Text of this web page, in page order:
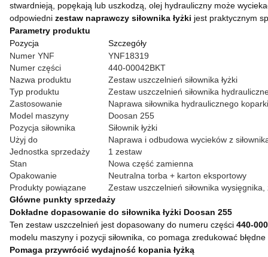
stwardnieją, popękają lub uszkodzą, olej hydrauliczny może
odpowiedni zestaw naprawczy siłownika łyżki jest praktycznym
Parametry produktu
Pozycja
Szczegóły
Numer YNF
YNF18319
Numer części
440-00042BKT
Nazwa produktu
Zestaw uszczelnień siłownika łyżki
Typ produktu
Zestaw uszczelnień siłownika
Zastosowanie
Naprawa siłownika hydraulicznego koparki
Model maszyny
Doosan 255
Pozycja siłownika
Siłownik łyżki
Użyj do
Naprawa i odbudowa wycieków z
Jednostka sprzedaży
1 zestaw
Stan
Nowa część zamienna
Opakowanie
Neutralna torba + karton eksportowy
Produkty powiązane
Zestaw uszczelnień siłownika
Główne punkty sprzedaży
Dokładne dopasowanie do siłownika łyżki Doosan 255
Ten zestaw uszczelnień jest dopasowany do numeru części 440-
modelu maszyny i pozycji siłownika, co pomaga zredukować
Pomaga przywrócić wydajność kopania łyżką